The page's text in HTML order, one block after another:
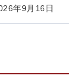
年9月16日